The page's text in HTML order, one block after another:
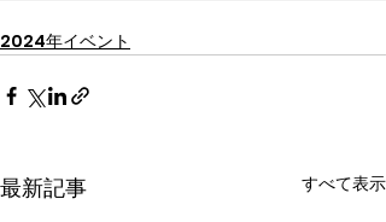
2024年イベント
最新記事 すべて表示